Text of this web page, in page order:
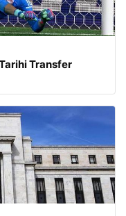
Tarihi Transfer